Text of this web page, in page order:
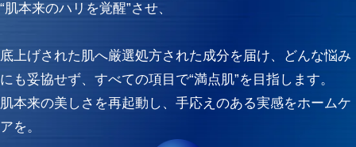
“肌本来のハリを覚醒”させ、
底上げされた肌へ厳選処方された成分を届け、どんな悩み
にも妥協せず、すべての項目で“満点肌”を目指します。
肌本来の美しさを再起動し、手応えのある実感をホームケ
アを。